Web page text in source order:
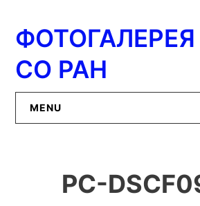
содержимому
СО РАН
MENU
ИЦиГ СО РАН
PC-